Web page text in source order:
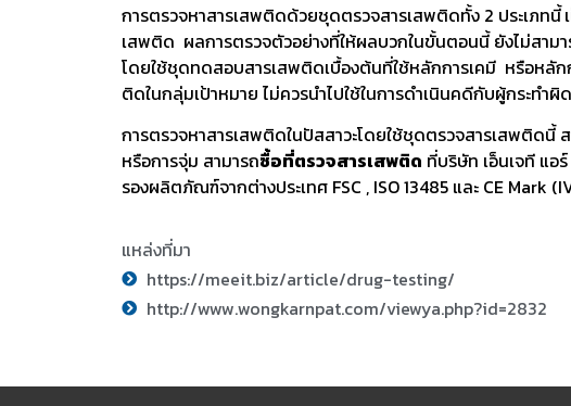
การตรวจหาสารเสพติดด้วยชุดตรวจสารเสพติดทั้ง 2 ประเภทนี้
เสพติด ผลการตรวจตัวอย่างที่ให้ผลบวกในขั้นตอนนี้ ยังไม่สาม
โดยใช้ชุดทดสอบสารเสพติดเบื้องต้นที่ใช้หลักการเคมี หรือหลัก
ติดในกลุ่มเป้าหมาย ไม่ควรนำไปใช้ในการดำเนินคดีกับผู้กระทำ
การตรวจหาสารเสพติดในปัสสาวะโดยใช้ชุดตรวจสารเสพติด
หรือการจุ่ม สามารถซื้อที่ตรวจสารเสพติด ที่บริษัท เอ็นเจที แอ
รองผลิตภัณฑ์จากต่างประเทศ FSC , ISO 13485 และ CE
แหล่งที่มา
https://meeit.biz/article/drug-testing/
http://www.wongkarnpat.com/viewya.php?id=2832